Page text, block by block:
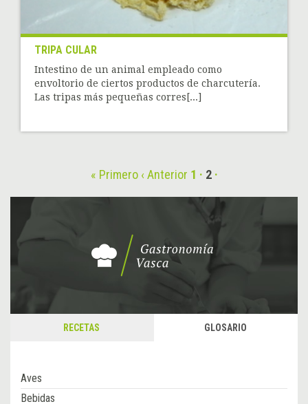
TRIPA CULAR
Intestino de un animal empleado como
envoltorio de ciertos productos de charcutería.
Las tripas más pequeñas corres[...]
« Primero ‹ Anterior 1 2
RECETAS GLOSARIO
Aves
Bebidas